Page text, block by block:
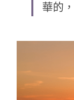
成長部落格
母語葡萄園
華的